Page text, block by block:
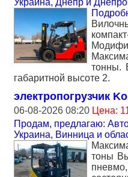
Украина, Днепр и
тонны.
габаритной высоте 2.
электропогрузчик
06-08-2026 08:20 Цена:
Продам, предлагаю:
Украина, Винница и
тоны